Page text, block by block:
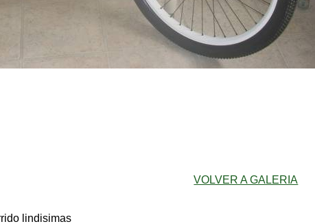
VOLVER A GALERIA
lindisimas